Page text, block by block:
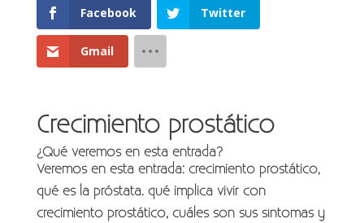
Facebook Twitter
Gmail
Crecimiento prostático
¿Qué veremos en esta entrada?
Veremos en esta entrada: crecimiento prostático,
qué es la próstata. qué implica vivir con
crecimiento prostático, cuáles son sus síntomas y